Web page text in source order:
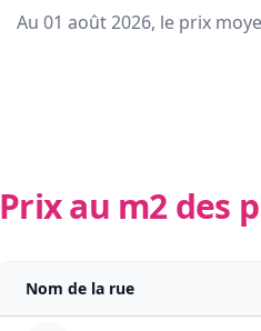
Au 01 août 2026, le prix
Prix au m2 des
Nom de la rue